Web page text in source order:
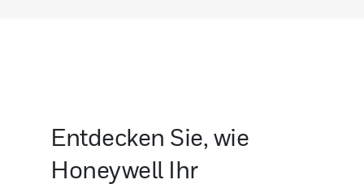
Entdecken Sie, wie
Honeywell Ihr